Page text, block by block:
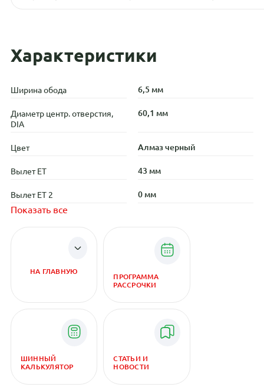
Характеристики
Ширина обода 6,5 мм
Диаметр центр. отверстия,
DIA
60,1 мм
Цвет Алмаз черный
Вылет ET 43 мм
Вылет ET 2 0 мм
Показать все
НА ГЛАВНУЮ
ПРОГРАММА
РАССРОЧКИ
ШИННЫЙ
КАЛЬКУЛЯТОР
СТАТЬИ И
НОВОСТИ